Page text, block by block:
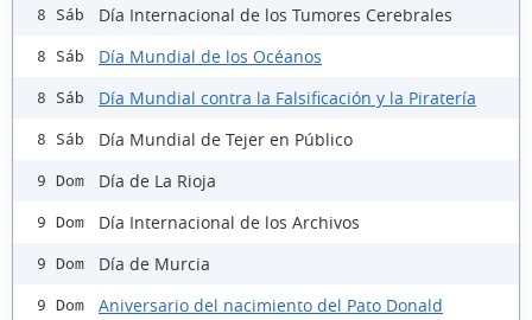
8 Sáb Día Internacional de los Tumores Cerebrales
8 Sáb Día Mundial de los Océanos
8 Sáb Día Mundial contra la Falsificación y la Piratería
8 Sáb Día Mundial de Tejer en Público
9 Dom Día de La Rioja
9 Dom Día Internacional de los Archivos
9 Dom Día de Murcia
9 Dom Aniversario del nacimiento del Pato Donald